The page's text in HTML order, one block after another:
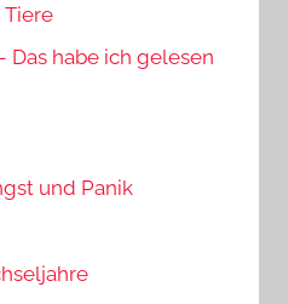
Das habe ich gelesen
und Panik